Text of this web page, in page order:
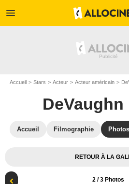
menu
Accueil Stars Acteur Acteur américain
DeVaughn
Accueil Filmographie Photos
RETOUR À LA
2 / 3 Photos